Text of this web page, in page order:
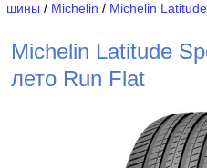
шины / Michelin / Michelin
Michelin Latitude
лето Run Flat